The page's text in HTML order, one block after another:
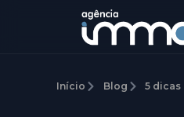
Início Blog 5 dicas